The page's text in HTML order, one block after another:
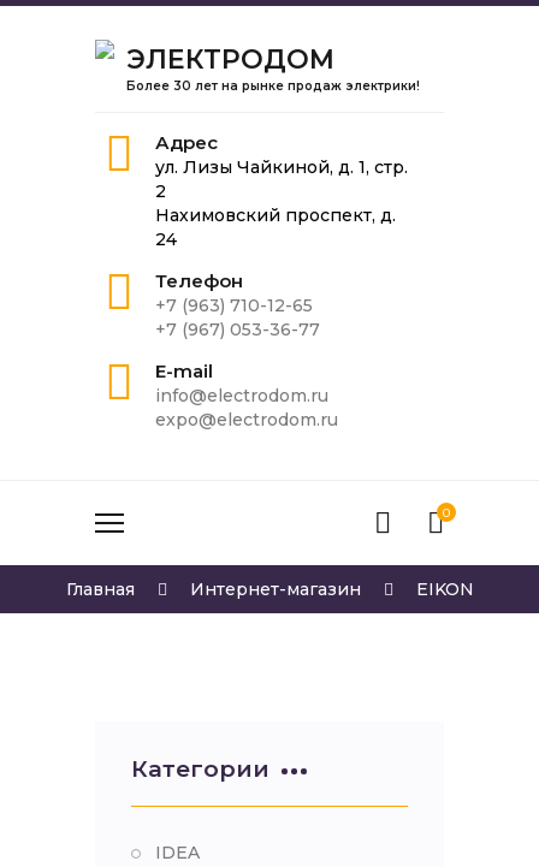
ЭЛЕКТРОДОМ
Более 30 лет на рынке продаж электрики!
Адрес
ул. Лизы Чайкиной, д. 1, стр.
2
Нахимовский проспект, д.
24
Телефон
+7 (963) 710-12-65
+7 (967) 053-36-77
E-mail
info@electrodom.ru
expo@electrodom.ru
0
Главная Интернет-магазин EIKON
Категории
IDEA